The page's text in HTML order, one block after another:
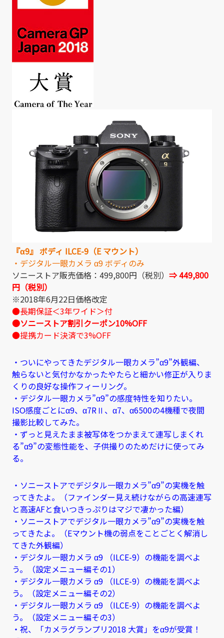
『α9』 ボディ ILCE-9（E マウント）
・デジタル一眼カメラ α9 ボディのみ
ソニーストア販売価格：499,800円（税別） ⇒ 449,800
円（税別）
※2018年6月22日価格改定
●長期保証＜3年ワイド＞付
●ソニーストア割引クーポン10%OFF
●提携カード決済で3%OFF
・ついにやってきたデジタル一眼カメラ”α9”外観編、
触らないと気付かなかったやたらと細かい修正が入りま
くりの良好な操作フィーリング。
・デジタル一眼カメラ”α9”の感度特性を知りたい。
ISO感度ごとにα9、α7RⅡ、α7、α6500の4機種で夜間
撮影比較してみた。
・ずっと見えたまま被写体をつかまえて連写しまくれ
る”α9”の変態性能を、子供撮りのためだけに使ってみ
る。
・ソニーストアでデジタル一眼カメラ”α9”の実機を触
ってきたよ。（ファインダー見え続けながらの高速連写
と高速AFと食いつきっぷりはマジで凄かった編）
・ソニーストアでデジタル一眼カメラ”α9”の実機を触
ってきたよ。（Eマウント機の弱点をことごとく解消し
てきた外観編）
・デジタル一眼カメラ α9 （ILCE-9）の機能を調べよ
う。（設定メニュー編その1）
・デジタル一眼カメラ α9 （ILCE-9）の機能を調べよ
う。（設定メニュー編その2）
・デジタル一眼カメラ α9 （ILCE-9）の機能を調べよ
う。（設定メニュー編その3）
・祝、「カメラグランプリ2018 大賞」をα9が受賞！